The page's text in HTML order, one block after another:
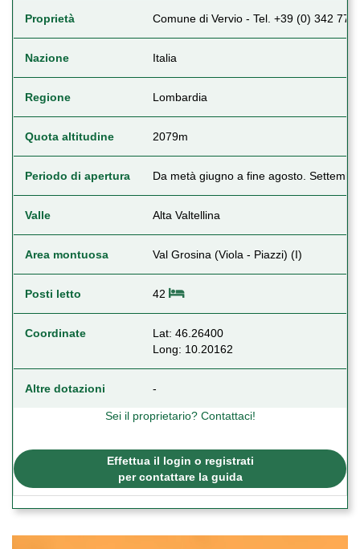
Proprietà Comune di Vervio - Tel. +39 (0) 342
Nazione Italia
Regione Lombardia
Quota altitudine 2079m
Periodo di apertura Da metà giugno a fine agosto.
Valle Alta Valtellina
Area montuosa Val Grosina (Viola - Piazzi) (I)
Posti letto 42
Coordinate
Lat: 46.26400
Long: 10.20162
Altre dotazioni -
Sei il proprietario? Contattaci!
Effettua il login o registrati
per contattare la guida